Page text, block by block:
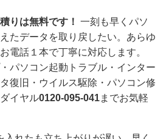
りは無料です！ 一刻も早くパソ
たデータを取り戻したい。あらゆ
電話１本で丁寧に対応します。
パソコン起動トラブル・インター
復旧・ウイルス駆除・パソコン修
イヤル0120-095-041までお気軽